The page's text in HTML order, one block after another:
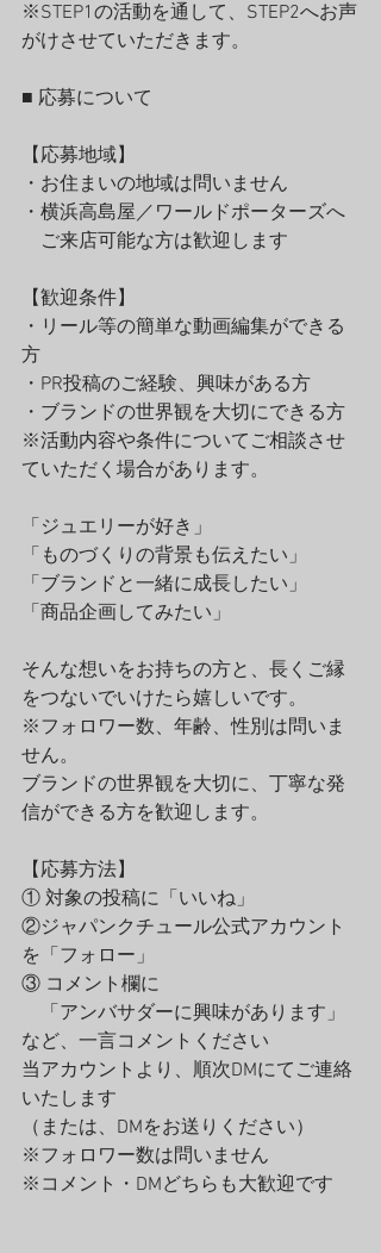
※STEP1の活動を通して、STEP2へお声
がけさせていただきます。
■ 応募について
【応募地域】
・お住まいの地域は問いません
・横浜高島屋／ワールドポーターズへ
ご来店可能な方は歓迎します
【歓迎条件】
・リール等の簡単な動画編集ができる
方
・PR投稿のご経験、興味がある方
・ブランドの世界観を大切にできる方
※活動内容や条件についてご相談させ
ていただく場合があります。
「ジュエリーが好き」
「ものづくりの背景も伝えたい」
「ブランドと一緒に成長したい」
「商品企画してみたい」
そんな想いをお持ちの方と、長くご縁
をつないでいけたら嬉しいです。
※フォロワー数、年齢、性別は問いま
せん。
ブランドの世界観を大切に、丁寧な発
信ができる方を歓迎します。
【応募方法】
① 対象の投稿に「いいね」
②ジャパンクチュール公式アカウント
を「フォロー」
③ コメント欄に
「アンバサダーに興味があります」
など、一言コメントください
当アカウントより、順次DMにてご連絡
いたします
（または、DMをお送りください）
※フォロワー数は問いません
※コメント・DMどちらも大歓迎です